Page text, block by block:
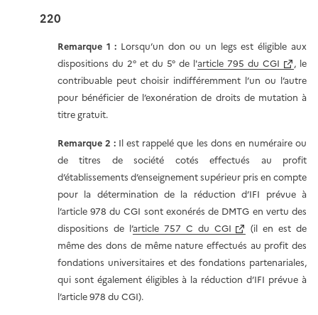
220
Remarque 1 : Lorsqu’un don ou un legs est éligible aux
dispositions du 2° et du 5° de l'article 795 du CGI
, le
contribuable peut choisir indifféremment l’un ou l’autre
pour bénéficier de l’exonération de droits de mutation à
titre gratuit.
Remarque 2 : Il est rappelé que les dons en numéraire ou
de titres de société cotés effectués au profit
d’établissements d’enseignement supérieur pris en compte
pour la détermination de la réduction d’IFI prévue à
l’article 978 du CGI sont exonérés de DMTG en vertu des
dispositions de l’article 757 C du CGI
(il en est de
même des dons de même nature effectués au profit des
fondations universitaires et des fondations partenariales,
qui sont également éligibles à la réduction d’IFI prévue à
l’article 978 du CGI).